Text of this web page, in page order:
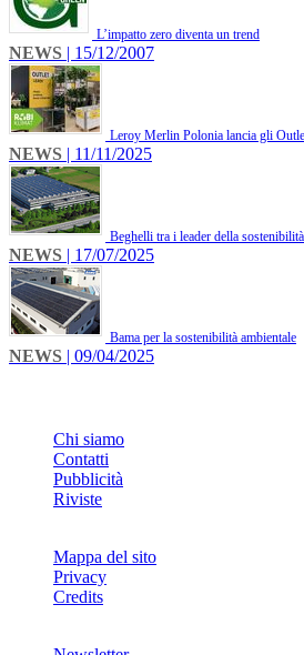
L’impatto zero diventa un trend
NEWS | 15/12/2007
Leroy Merlin Polonia lancia gli
NEWS | 11/11/2025
Beghelli tra i leader della
NEWS | 17/07/2025
Bama per la sostenibilità ambientale
NEWS | 09/04/2025
Chi siamo
Contatti
Pubblicità
Riviste
Mappa del sito
Privacy
Credits